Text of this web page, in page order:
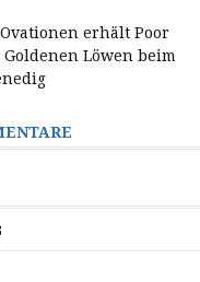
erhält Poor
Löwen beim